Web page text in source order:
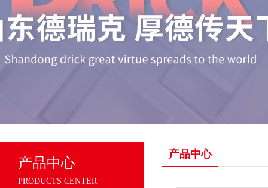
产品中心
PRODUCTS CENTER
产品中心